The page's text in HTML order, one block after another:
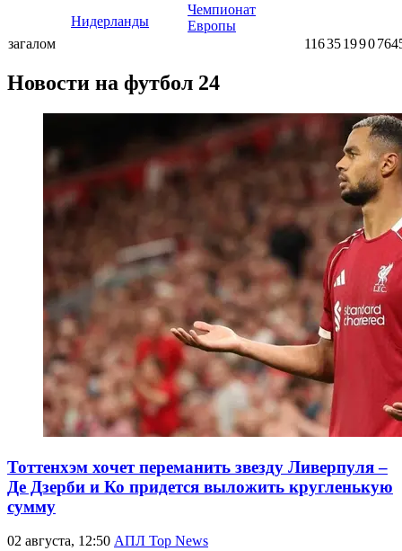
Нидерланды
Чемпионат
Европы
загалом 116351990
Новости на футбол 24
Тоттенхэм хочет переманить звезду Ливерпуля –
Де Дзерби и Ко придется выложить кругленькую
сумму
02 августа, 12:50 АПЛ Top News